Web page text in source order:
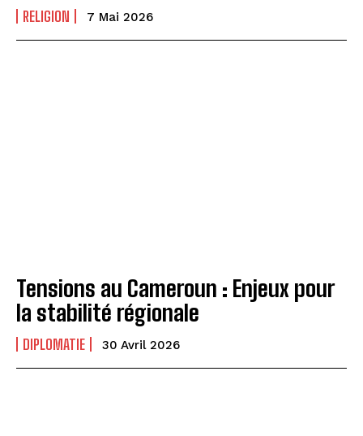
RELIGION 7 Mai 2026
Tensions au Cameroun : Enjeux pour
la stabilité régionale
DIPLOMATIE 30 Avril 2026